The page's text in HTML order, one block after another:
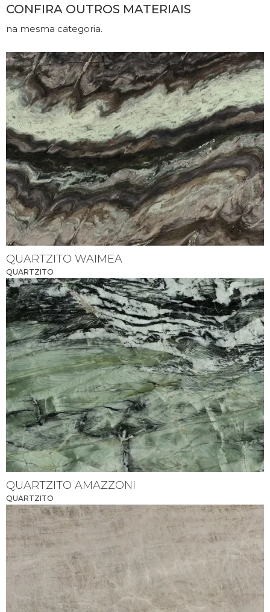
CONFIRA OUTROS MATERIAIS
na mesma categoria.
QUARTZITO WAIMEA
QUARTZITO
QUARTZITO AMAZZONI
QUARTZITO